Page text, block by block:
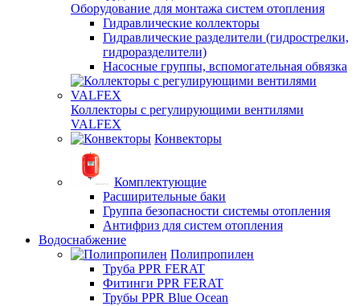
Оборудование для монтажа систем отопления
Гидравлические коллекторы
Гидравлические разделители (гидрострелки,
гидроразделители)
Насосные группы, вспомогательная обвязка
Коллекторы с регулирующими вентилями
VALFEX
Конвекторы
Комплектующие
Расширительные баки
Группа безопасности системы отопления
Антифриз для систем отопления
Водоснабжение
Полипропилен
Труба PPR FERAT
Фитинги PPR FERAT
Трубы PPR Blue Ocean